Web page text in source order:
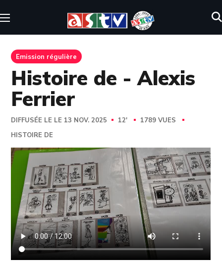
Emission régulière
Histoire de - Alexis
Ferrier
DIFFUSÉE LE LE 13 NOV. 2025 12'
1789 VUES
HISTOIRE DE